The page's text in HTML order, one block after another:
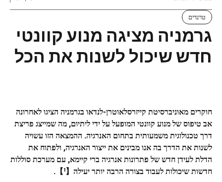
טרנדים
גרמניה מציגה מנוע קוונטי
חדש שיכול לשנות את הכל
חוקרים מאוניברסיטת קייזרסלאוטרן-לנדאו בגרמניה הציגו לאחרונה
אב טיפוס של מנוע קוונטי המופעל על ידי ליתיום, מה שמייצג פריצת
דרך טכנולוגית משמעותית בתחום האנרגיה. ההמצאה הזו עשויה
לשנות את הדרך בה אנו מבינים את ייצור האנרגיה, ולפתוח את
הדלת לעידן חדש של פתרונות אנרגיה ברי קיימא, עם מערכת סוללות
חדשות שיכולות לעבוד בצורה הרבה יותר יעילה【¹】.